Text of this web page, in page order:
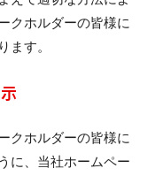
クホルダーの皆様に
ます。
クホルダーの皆様に
に、当社ホームペー